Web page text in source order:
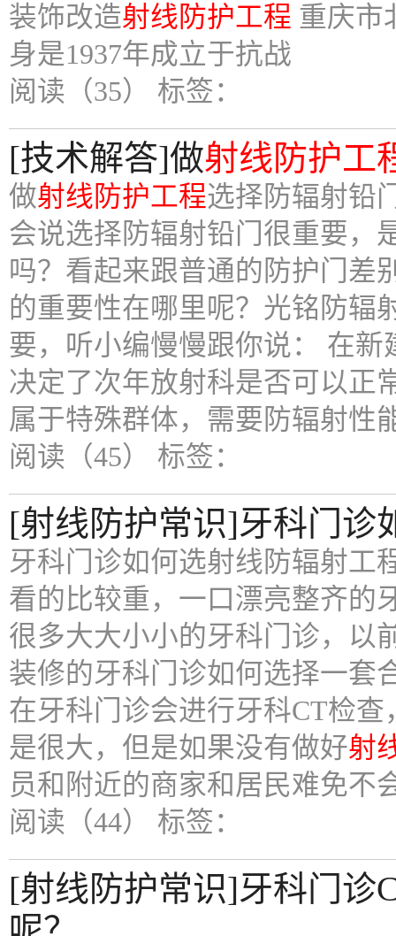
装饰改造射线防护工程 重庆市
身是1937年成立于抗战
阅读（35） 标签：
[技术解答]做射线防护工
做射线防护工程选择防辐射铅
会说选择防辐射铅门很重要，
吗？看起来跟普通的防护门差
的重要性在哪里呢？光铭防辐
要，听小编慢慢跟你说： 在新
决定了次年放射科是否可以正
属于特殊群体，需要防辐射性
阅读（45） 标签：
[射线防护常识]牙科门诊
牙科门诊如何选射线防辐射工
看的比较重，一口漂亮整齐的
很多大大小小的牙科门诊，以
装修的牙科门诊如何选择一套
在牙科门诊会进行牙科CT检
是很大，但是如果没有做好射
员和附近的商家和居民难免不
阅读（44） 标签：
[射线防护常识]牙科门诊